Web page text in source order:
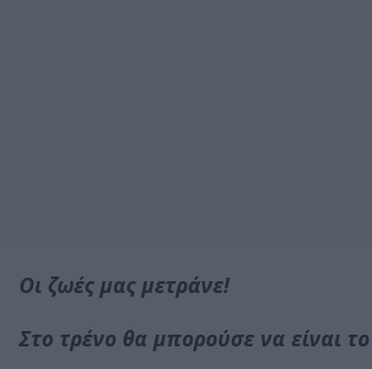
Οι ζωές μας μετράνε!
Στο τρένο θα μπορούσε να είναι